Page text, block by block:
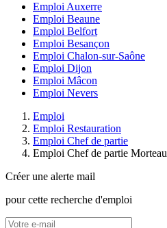
Emploi Auxerre
Emploi Beaune
Emploi Belfort
Emploi Besançon
Emploi Chalon-sur-Saône
Emploi Dijon
Emploi Mâcon
Emploi Nevers
Emploi
Emploi Restauration
Emploi Chef de partie
Emploi Chef de partie Morteau
Créer une alerte mail
pour cette recherche d'emploi